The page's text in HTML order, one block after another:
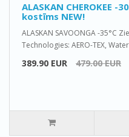
ALASKAN CHEROKEE -
kostīms NEW!
ALASKAN SAVOONGA -35°C
Technologies: AERO-TEX,
389.90 EUR 479.00 EUR